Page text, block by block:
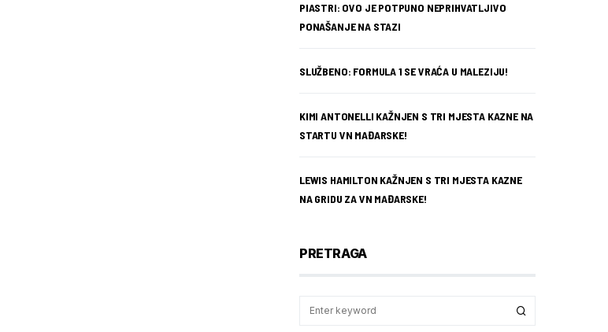
PIASTRI: OVO JE POTPUNO NEPRIHVATLJIVO
PONAŠANJE NA STAZI
SLUŽBENO: FORMULA 1 SE VRAĆA U MALEZIJU!
KIMI ANTONELLI KAŽNJEN S TRI MJESTA KAZNE NA
STARTU VN MAĐARSKE!
LEWIS HAMILTON KAŽNJEN S TRI MJESTA KAZNE
NA GRIDU ZA VN MAĐARSKE!
PRETRAGA